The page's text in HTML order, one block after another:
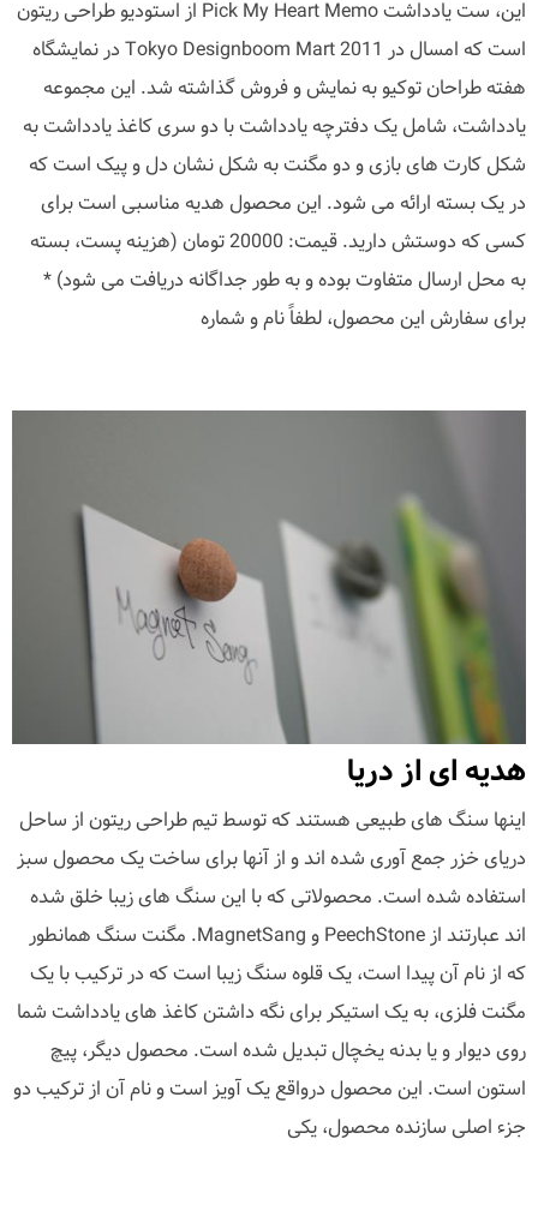
این، ست یادداشت Pick My Heart Memo از استودیو طراحی ریتون
است که امسال در Tokyo Designboom Mart 2011 در نمایشگاه
هفته طراحان توکیو به نمایش و فروش گذاشته شد. این مجموعه
یادداشت، شامل یک دفترچه یادداشت با دو سری کاغذ یادداشت به
شکل کارت های بازی و دو مگنت به شکل نشان دل و پیک است که
در یک بسته ارائه می شود. این محصول هدیه مناسبی است برای
کسی که دوستش دارید. قیمت: 20000 تومان (هزینه پست، بسته
به محل ارسال متفاوت بوده و به طور جداگانه دریافت می شود) *
برای سفارش این محصول، لطفاً نام و شماره
هدیه ای از دریا
اینها سنگ های طبیعی هستند که توسط تیم طراحی ریتون از ساحل
دریای خزر جمع آوری شده اند و از آنها برای ساخت یک محصول سبز
استفاده شده است. محصولاتی که با این سنگ های زیبا خلق شده
اند عبارتند از PeechStone و MagnetSang. مگنت سنگ همانطور
که از نام آن پیدا است، یک قلوه سنگ زیبا است که در ترکیب با یک
مگنت فلزی، به یک استیکر برای نگه داشتن کاغذ های یادداشت شما
روی دیوار و یا بدنه یخچال تبدیل شده است. محصول دیگر، پیچ
استون است. این محصول درواقع یک آویز است و نام آن از ترکیب دو
جزء اصلی سازنده محصول، یکی